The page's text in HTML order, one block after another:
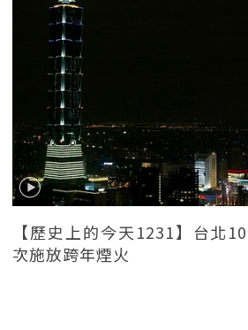
【歷史上的今天1231】台北
次施放跨年煙火